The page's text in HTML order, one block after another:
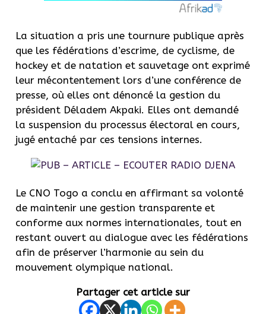
La situation a pris une tournure publique après
que les fédérations d’escrime, de cyclisme, de
hockey et de natation et sauvetage ont exprimé
leur mécontentement lors d’une conférence de
presse, où elles ont dénoncé la gestion du
président Déladem Akpaki. Elles ont demandé
la suspension du processus électoral en cours,
jugé entaché par ces tensions internes.
Le CNO Togo a conclu en affirmant sa volonté
de maintenir une gestion transparente et
conforme aux normes internationales, tout en
restant ouvert au dialogue avec les fédérations
afin de préserver l’harmonie au sein du
mouvement olympique national.
Partager cet article sur